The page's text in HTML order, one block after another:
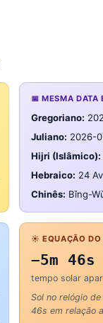
📅 MESMA DATA
Gregoriano:
Juliano: 2026-
Hijri (Islâmico):
Hebraico: 24
Chinês: Bǐng-
☀️ EQUAÇÃO DO
−5m 46s
tempo solar
Sol no relógio
46s em relação